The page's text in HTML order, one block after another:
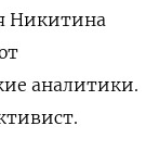
Никитина
аналитики.